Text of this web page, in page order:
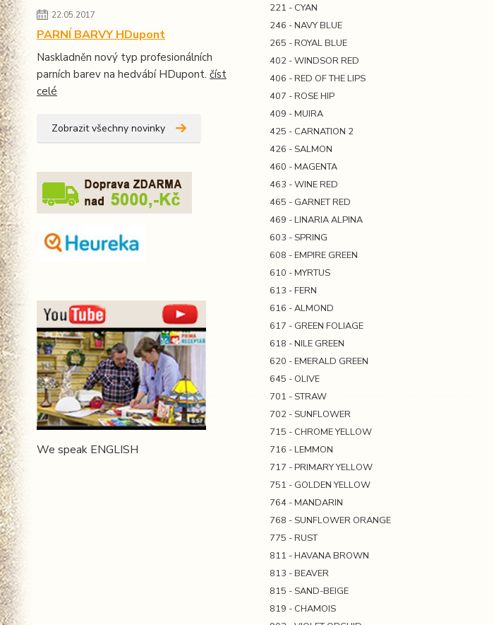
22.05.2017
PARNÍ BARVY HDupont
Naskladněn nový typ profesionálních
parních barev na hedvábí HDupont. číst
celé
Zobrazit všechny novinky
We speak ENGLISH
221 - CYAN
246 - NAVY BLUE
265 - ROYAL BLUE
402 - WINDSOR RED
406 - RED OF THE LIPS
407 - ROSE HIP
409 - MUIRA
425 - CARNATION 2
426 - SALMON
460 - MAGENTA
463 - WINE RED
465 - GARNET RED
469 - LINARIA ALPINA
603 - SPRING
608 - EMPIRE GREEN
610 - MYRTUS
613 - FERN
616 - ALMOND
617 - GREEN FOLIAGE
618 - NILE GREEN
620 - EMERALD GREEN
645 - OLIVE
701 - STRAW
702 - SUNFLOWER
715 - CHROME YELLOW
716 - LEMMON
717 - PRIMARY YELLOW
751 - GOLDEN YELLOW
764 - MANDARIN
768 - SUNFLOWER ORANGE
775 - RUST
811 - HAVANA BROWN
813 - BEAVER
815 - SAND-BEIGE
819 - CHAMOIS